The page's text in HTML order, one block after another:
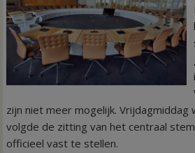
zijn niet meer mogelijk. Vrijdagmiddag
volgde de zitting van het centraal
officieel vast te stellen.